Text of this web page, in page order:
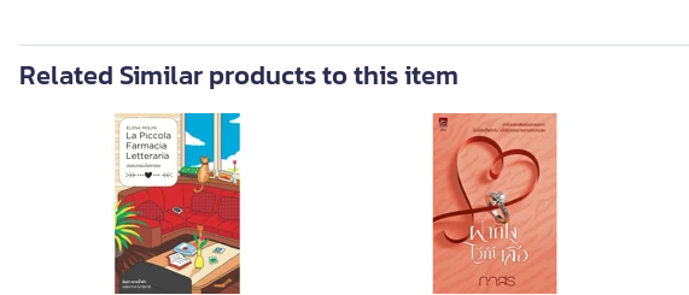
Related Similar products to this item